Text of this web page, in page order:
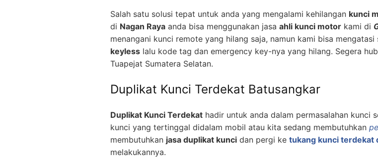
Salah satu solusi tepat untuk anda yang mengalami kehilangan kunci
di Nagan Raya anda bisa menggunakan jasa ahli kunci motor kami di
menangani kunci remote yang hilang saja, namun kami bisa
keyless lalu kode tag dan emergency key-nya yang hilang. Segera
Tuapejat Sumatera Selatan.
Duplikat Kunci Terdekat Batusangkar
Duplikat Kunci Terdekat hadir untuk anda dalam permasalahan kunci
kunci yang tertinggal didalam mobil atau kita sedang membutuhkan
membutuhkan jasa duplikat kunci dan pergi ke tukang kunci terdekat
melakukannya.